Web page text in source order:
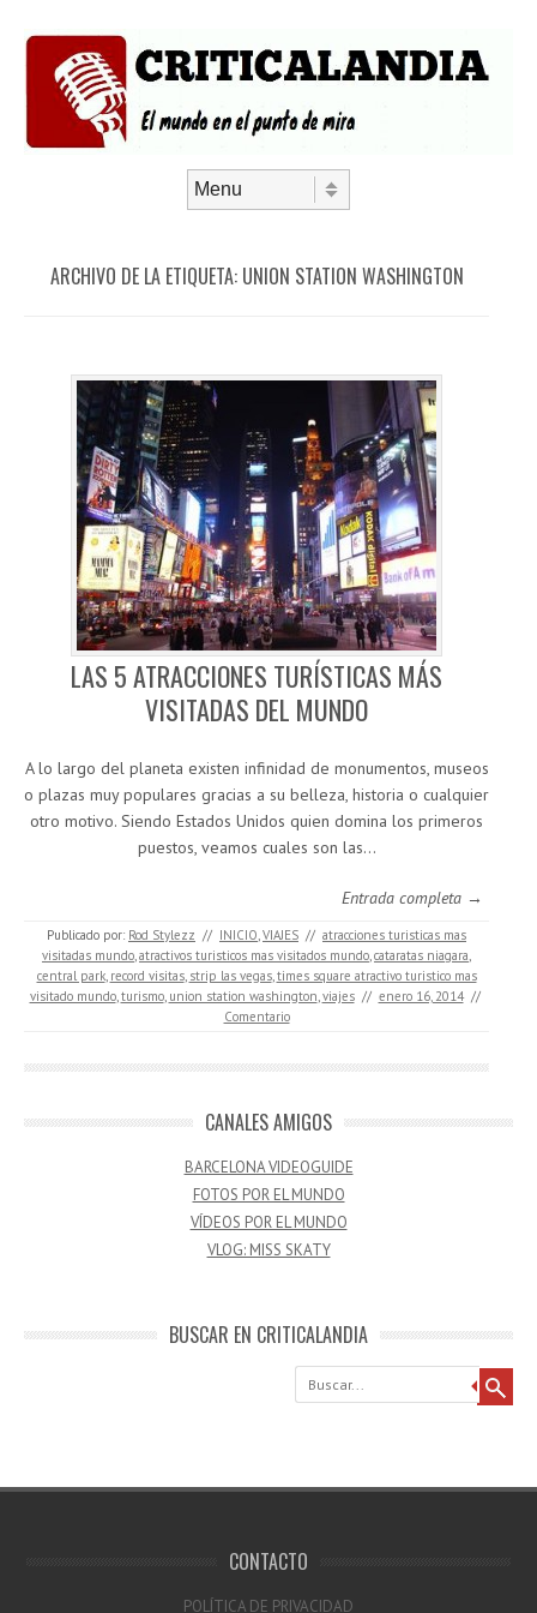
ARCHIVO DE LA ETIQUETA: UNION STATION WASHINGTON
LAS 5 ATRACCIONES TURÍSTICAS MÁS
VISITADAS DEL MUNDO
A lo largo del planeta existen infinidad de monumentos, museos
o plazas muy populares gracias a su belleza, historia o cualquier
otro motivo. Siendo Estados Unidos quien domina los primeros
puestos, veamos cuales son las…
Entrada completa →
Publicado por: Rod Stylezz // INICIO,VIAJES // atracciones turisticas mas
visitadas mundo,atractivos turisticos mas visitados mundo,cataratas niagara,
central park, record visitas, strip las vegas,times square atractivo turistico mas
visitado mundo,turismo, union station washington,viajes // enero 16, 2014 //
Comentario
CANALES AMIGOS
BARCELONA VIDEOGUIDE
FOTOS POR EL MUNDO
VÍDEOS POR EL MUNDO
VLOG: MISS SKATY
BUSCAR EN CRITICALANDIA
Buscar
CONTACTO
POLÍTICA DE PRIVACIDAD